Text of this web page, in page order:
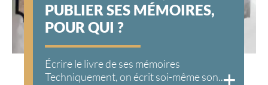
PUBLIER SES MÉMOIRES,
POUR QUI ?
Écrire le livre de ses mémoires
Techniquement, on écrit soi-même son...